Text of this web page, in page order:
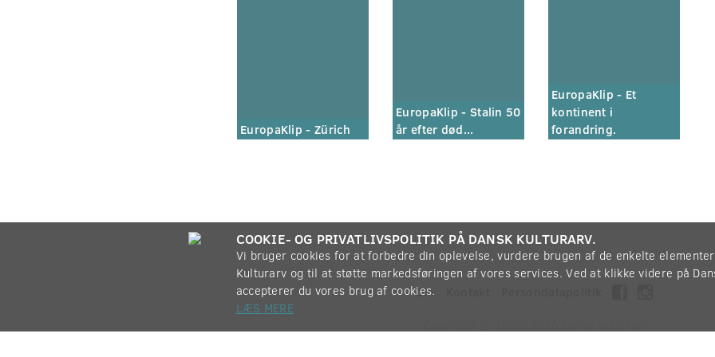
EuropaKlip - Zürich
EuropaKlip - Stalin 50
år efter død...
EuropaKlip - Et
kontinent i
forandring.
Om
COOKIE- OG PRIVATLIVSPOLITIK PÅ DANSK KULTURARV.
Vi bruger cookies for at forbedre din oplevelse, vurdere brugen af de enkelte
Kulturarv og til at støtte markedsføringen af vores services. Ved at klikke videre på
accepterer du vores brug af cookies.
LÆS MERE